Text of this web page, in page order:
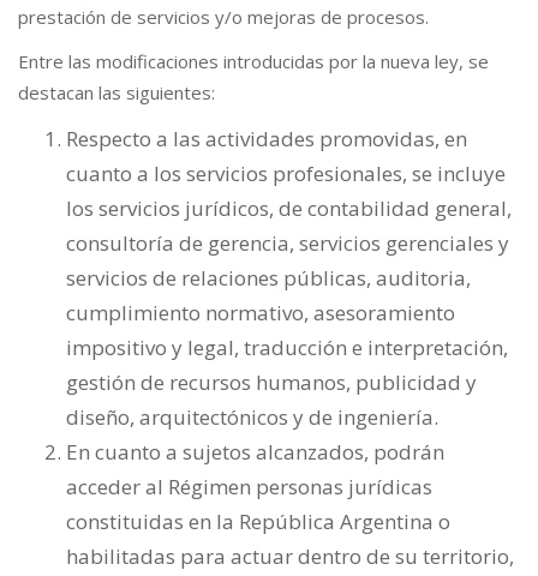
prestación de servicios y/o mejoras de procesos.
Entre las modificaciones introducidas por la nueva ley, se
destacan las siguientes:
Respecto a las actividades promovidas, en
cuanto a los servicios profesionales, se incluye
los servicios jurídicos, de contabilidad general,
consultoría de gerencia, servicios gerenciales y
servicios de relaciones públicas, auditoria,
cumplimiento normativo, asesoramiento
impositivo y legal, traducción e interpretación,
gestión de recursos humanos, publicidad y
diseño, arquitectónicos y de ingeniería.
En cuanto a sujetos alcanzados, podrán
acceder al Régimen personas jurídicas
constituidas en la República Argentina o
habilitadas para actuar dentro de su territorio,